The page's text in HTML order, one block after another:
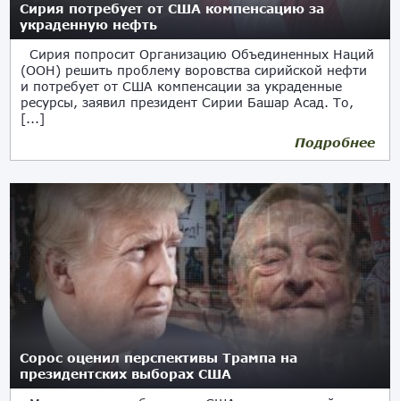
Сирия потребует от США компенсацию за
украденную нефть
Сирия попросит Организацию Объединенных Наций
(ООН) решить проблему воровства сирийской нефти
и потребует от США компенсации за украденные
ресурсы, заявил президент Сирии Башар Асад. То,
[...]
Подробнее
Сорос оценил перспективы Трампа на
президентских выборах США